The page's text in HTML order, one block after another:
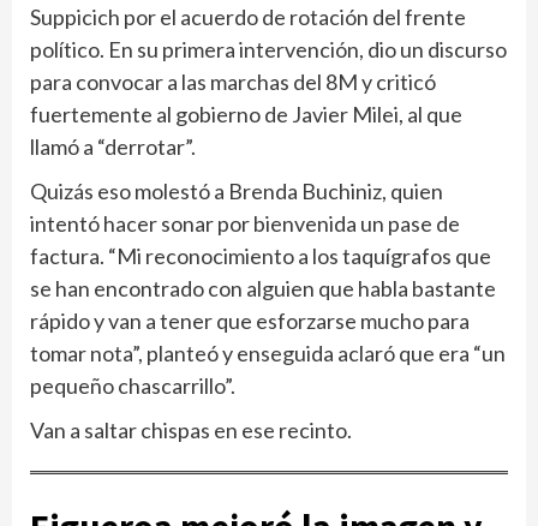
Suppicich por el acuerdo de rotación del frente
político. En su primera intervención, dio un discurso
para convocar a las marchas del 8M y criticó
fuertemente al gobierno de Javier Milei, al que
llamó a “derrotar”.
Quizás eso molestó a Brenda Buchiniz, quien
intentó hacer sonar por bienvenida un pase de
factura. “Mi reconocimiento a los taquígrafos que
se han encontrado con alguien que habla bastante
rápido y van a tener que esforzarse mucho para
tomar nota”, planteó y enseguida aclaró que era “un
pequeño chascarrillo”.
Van a saltar chispas en ese recinto.